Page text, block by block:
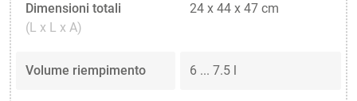
Dimensioni totali
(L x L x A)
24 x 44 x 47 cm
Volume riempimento 6 ... 7.5 l